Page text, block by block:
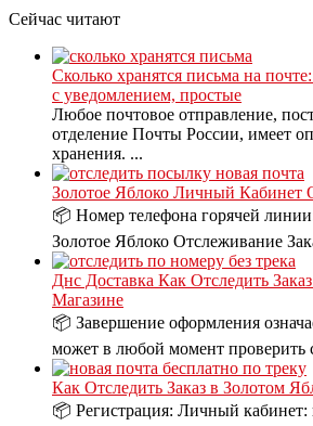
Сейчас читают
Сколько хранятся письма на
с уведомлением, простые
Любое почтовое отправление,
отделение Почты России, имеет
хранения. ...
Золотое Яблоко Личный Кабинет
📦 Номер телефона горячей
Золотое Яблоко Отслеживание
Днс Доставка Как Отследить
Магазине
📦 Завершение оформления
может в любой момент проверить
Как Отследить Заказ в Золотом
📦 Регистрация: Личный кабинет: